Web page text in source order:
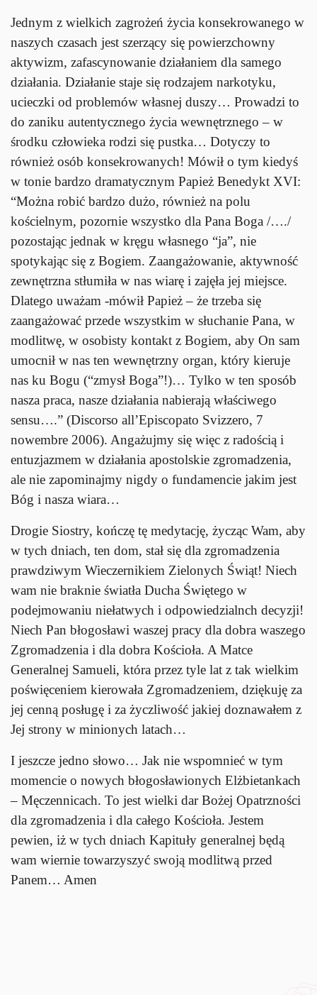
Jednym z wielkich zagrożeń życia konsekrowanego w
naszych czasach jest szerzący się powierzchowny
aktywizm, zafascynowanie działaniem dla samego
działania. Działanie staje się rodzajem narkotyku,
ucieczki od problemów własnej duszy… Prowadzi to
do zaniku autentycznego życia wewnętrznego – w
środku człowieka rodzi się pustka… Dotyczy to
również osób konsekrowanych! Mówił o tym kiedyś
w tonie bardzo dramatycznym Papież Benedykt XVI:
“Można robić bardzo dużo, również na polu
kościelnym, pozornie wszystko dla Pana Boga /…./
pozostając jednak w kręgu własnego “ja”, nie
spotykając się z Bogiem. Zaangażowanie, aktywność
zewnętrzna stłumiła w nas wiarę i zajęła jej miejsce.
Dlatego uważam -mówił Papież – że trzeba się
zaangażować przede wszystkim w słuchanie Pana, w
modlitwę, w osobisty kontakt z Bogiem, aby On sam
umocnił w nas ten wewnętrzny organ, który kieruje
nas ku Bogu (“zmysł Boga”!)… Tylko w ten sposób
nasza praca, nasze działania nabierają właściwego
sensu….” (Discorso all’Episcopato Svizzero, 7
nowembre 2006). Angażujmy się więc z radością i
entuzjazmem w działania apostolskie zgromadzenia,
ale nie zapominajmy nigdy o fundamencie jakim jest
Bóg i nasza wiara…
Drogie Siostry, kończę tę medytację, życząc Wam, aby
w tych dniach, ten dom, stał się dla zgromadzenia
prawdziwym Wieczernikiem Zielonych Świąt! Niech
wam nie braknie światła Ducha Świętego w
podejmowaniu niełatwych i odpowiedzialnch decyzji!
Niech Pan błogosławi waszej pracy dla dobra waszego
Zgromadzenia i dla dobra Kościoła. A Matce
Generalnej Samueli, która przez tyle lat z tak wielkim
poświęceniem kierowała Zgromadzeniem, dziękuję za
jej cenną posługę i za życzliwość jakiej doznawałem z
Jej strony w minionych latach…
I jeszcze jedno słowo… Jak nie wspomnieć w tym
momencie o nowych błogosławionych Elżbietankach
– Męczennicach. To jest wielki dar Bożej Opatrzności
dla zgromadzenia i dla całego Kościoła. Jestem
pewien, iż w tych dniach Kapituły generalnej będą
wam wiernie towarzyszyć swoją modlitwą przed
Panem… Amen